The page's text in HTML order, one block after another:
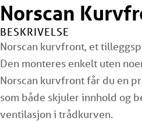
Norscan
BESKRIVELSE
Norscan kurvfront, et
Den monteres enkelt uten
Norscan kurvfront får du en
som både skjuler innhold og
ventilasjon i trådkurven.